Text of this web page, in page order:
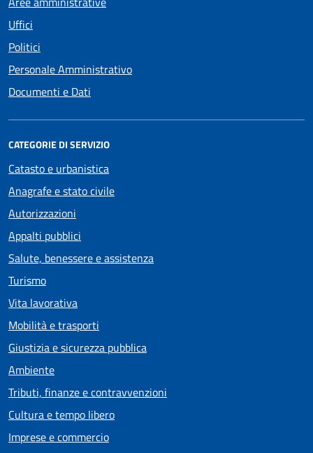
Uffici
Politici
Personale Amministrativo
Documenti e Dati
CATEGORIE DI SERVIZIO
Catasto e urbanistica
Anagrafe e stato civile
Autorizzazioni
Appalti pubblici
Salute, benessere e assistenza
Turismo
Vita lavorativa
Mobilità e trasporti
Giustizia e sicurezza pubblica
Ambiente
Tributi, finanze e contravvenzioni
Cultura e tempo libero
Imprese e commercio